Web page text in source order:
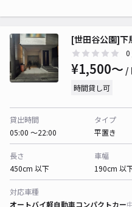
[世田谷公園]下
0
¥1,500〜 /
時間貸し可
貸出時間
05:00 〜22:00
タイプ
平置き
長さ
450cm 以下
車幅
190cm 以
対応車種
オートバイ軽自動車コンパクトカー